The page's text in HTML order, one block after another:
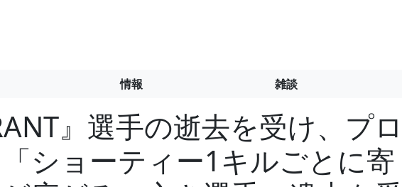
情報 雑談
』選手の逝去を受け、プロ
ショーティー1キルごとに寄